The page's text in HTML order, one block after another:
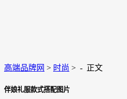
高端品牌网 > 时尚 > - 正文
伴娘礼服款式搭配图片